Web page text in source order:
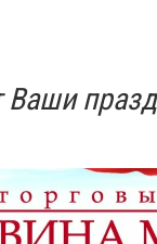
Ваши